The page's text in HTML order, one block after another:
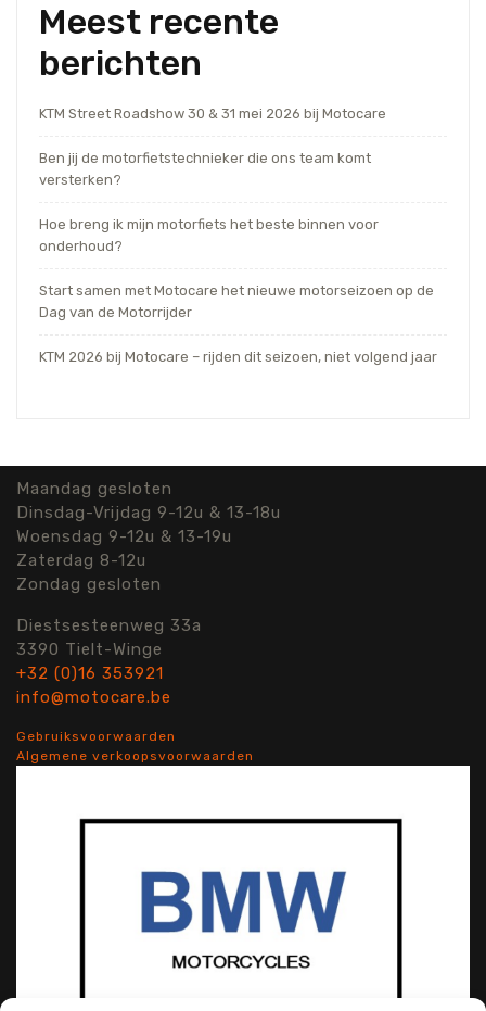
Meest recente
berichten
KTM Street Roadshow 30 & 31 mei 2026 bij Motocare
Ben jij de motorfietstechnieker die ons team komt
versterken?
Hoe breng ik mijn motorfiets het beste binnen voor
onderhoud?
Start samen met Motocare het nieuwe motorseizoen op de
Dag van de Motorrijder
KTM 2026 bij Motocare – rijden dit seizoen, niet volgend jaar
Maandag gesloten
Dinsdag-Vrijdag 9-12u & 13-18u
Woensdag 9-12u & 13-19u
Zaterdag 8-12u
Zondag gesloten
Diestsesteenweg 33a
3390 Tielt-Winge
+32 (0)16 353921
info@motocare.be
Gebruiksvoorwaarden
Algemene verkoopsvoorwaarden